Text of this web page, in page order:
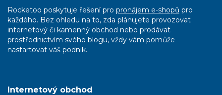
Rocketoo poskytuje řešení pro pronájem e-shopů pro
každého. Bez ohledu na to, zda plánujete provozovat
internetový či kamenný obchod nebo prodávat
prostřednictvím svého blogu, vždy vám pomůže
nastartovat váš podnik.
Internetový obchod